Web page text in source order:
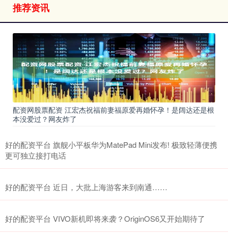
推荐资讯
配资网股票配资 江宏杰祝福前妻福原爱再婚怀孕！是阔达还是根
本没爱过？网友炸了
好的配资平台 旗舰小平板华为MatePad Mini发布! 极致轻薄便携
更可独立接打电话
好的配资平台 近日，大批上海游客来到南通……
好的配资平台 VIVO新机即将来袭？OriginOS6又开始期待了